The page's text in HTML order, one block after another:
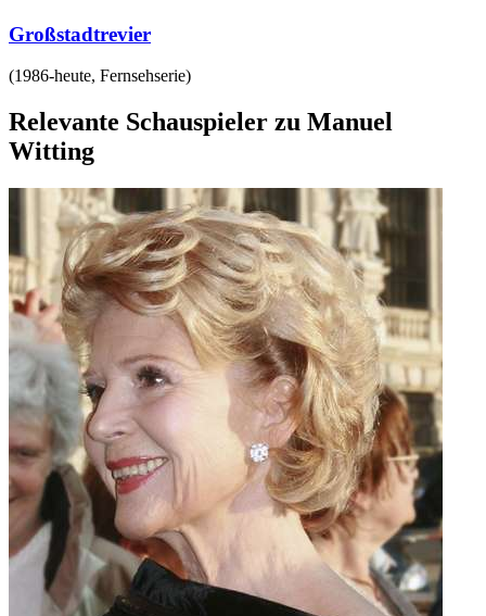
Großstadtrevier
(1986-heute, Fernsehserie)
Relevante Schauspieler zu Manuel
Witting